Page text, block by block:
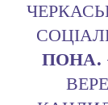
ПОНА.